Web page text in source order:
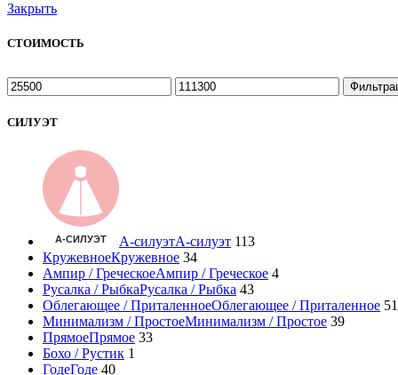
Закрыть
СТОИМОСТЬ
СИЛУЭТ
А-силуэтА-силуэт 113
КружевноеКружевное 34
Ампир / ГреческоеАмпир / Греческое 4
Русалка / РыбкаРусалка / Рыбка 43
Облегающее / ПриталенноеОблегающее / Приталенное 51
Минимализм / ПростоеМинимализм / Простое 39
ПрямоеПрямое 33
Бохо / Рустик 1
ГодеГоде 40